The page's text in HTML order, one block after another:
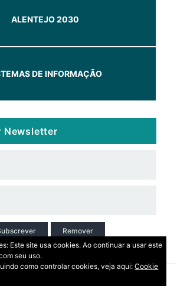
ALENTEJO 2030
DE INFORMAÇÃO
Newsletter
Remover
Este site usa cookies. Ao continuar a usar este
seu uso.
como controlar cookies, veja aqui:Cookie